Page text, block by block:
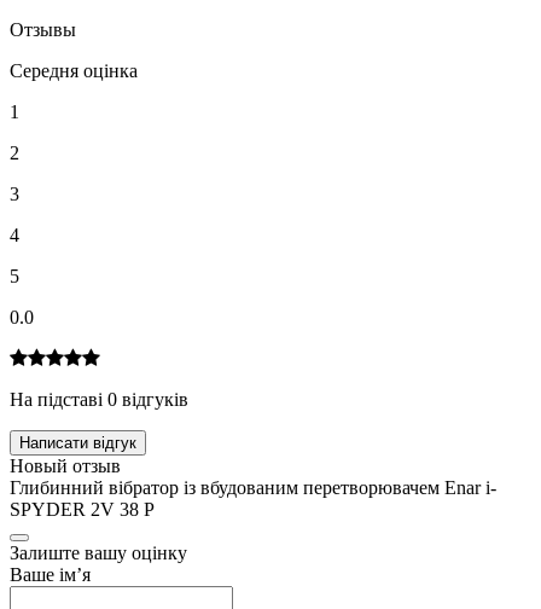
Отзывы
Середня оцінка
1
2
3
4
5
0.0
На підставі 0 відгуків
Написати відгук
Новый отзыв
Глибинний вібратор із вбудованим перетворювачем Enar i-
SPYDER 2V 38 P
Залиште вашу оцінку
Ваше ім’я